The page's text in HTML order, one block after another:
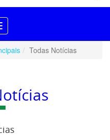
Todas Notícias